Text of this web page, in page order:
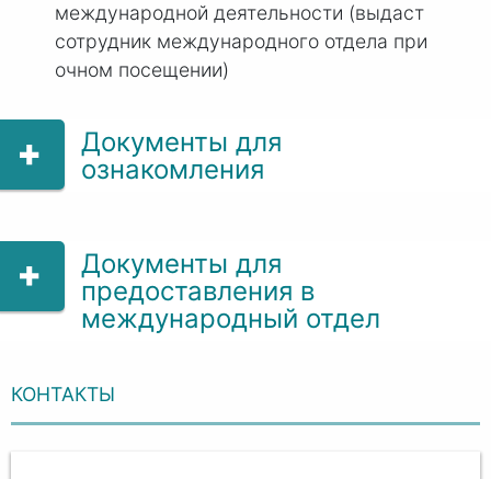
международной деятельности (выдаст
сотрудник международного отдела при
очном посещении)​
Документы для
ознакомления
Документы для
предоставления в
международный отдел
КОНТАКТЫ